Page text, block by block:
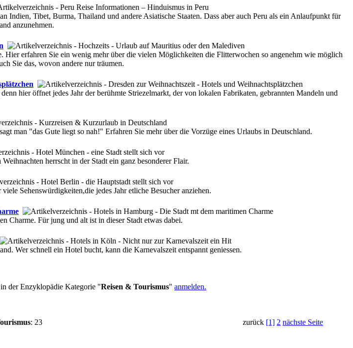
Indien, Tibet, Burma, Thailand und andere Asiatische Staaten. Dass aber auch Peru als ein Anlaufpunkt für
anzunehmen.
Hier erfahren Sie ein wenig mehr über die vielen Möglichkeiten die Flitterwochen so angenehm wie möglich
Sie das, wovon andere nur träumen.
hier öffnet jedes Jahr der berühmte Striezelmarkt, der von lokalen Fabrikaten, gebrannten Mandeln und
man "das Gute liegt so nah!" Erfahren Sie mehr über die Vorzüge eines Urlaubs in Deutschland.
herrscht in der Stadt ein ganz besonderer Flair.
Sehenswürdigkeiten,die jedes Jahr etliche Besucher anziehen.
Charme. Für jung und alt ist in dieser Stadt etwas dabei.
Wer schnell ein Hotel bucht, kann die Karnevalszeit entspannt geniessen.
der Enzyklopädie Kategorie "Reisen & Tourismus" anmelden.
zurück [1] 2 nächste Seite
: 23